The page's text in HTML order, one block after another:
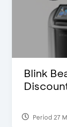
Blink
Period 27